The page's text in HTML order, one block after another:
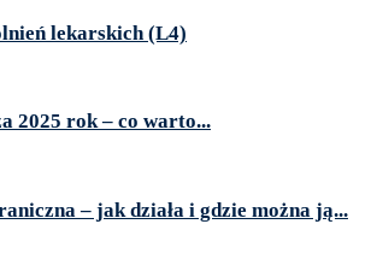
lekarskich (L4)
2025 rok – co warto...
– jak działa i gdzie można ją...